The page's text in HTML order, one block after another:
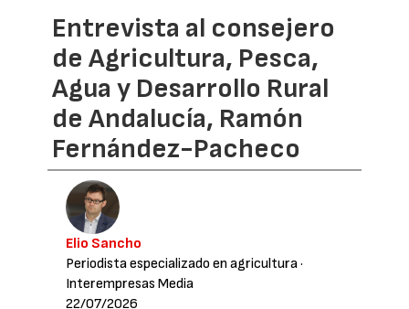
Entrevista al consejero
de Agricultura, Pesca,
Agua y Desarrollo Rural
de Andalucía, Ramón
Fernández-Pacheco
Elio Sancho
Periodista especializado en agricultura·
Interempresas Media
22/07/2026